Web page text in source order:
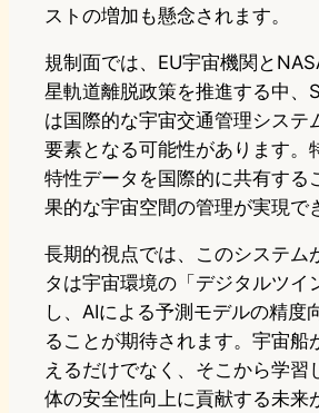
ストの増加も懸念されます。
規制面では、EU宇宙機関と
星軌道離脱政策を推進する中、
は国際的な宇宙交通管理システ
要素となる可能性があります。
特性データを国際的に共有する
果的な宇宙空間の管理が実現で
長期的視点では、このシステム
タは宇宙環境の「デジタルツイ
し、AIによる予測モデルの精度
ることが期待されます。宇宙船
えるだけでなく、そこから学習
体の安全性向上に貢献する未来